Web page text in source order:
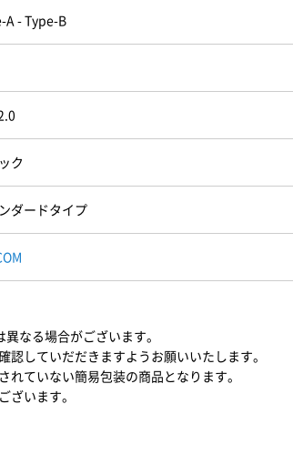
A - Type-B
ク
ダードタイプ
なる場合がございます。
していだだきますようお願いいたします。
ていない簡易包装の商品となります。
います。